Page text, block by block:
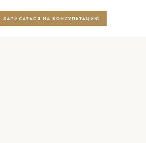
ЗАПИСАТЬСЯ НА КОНСУЛЬТАЦИЮ